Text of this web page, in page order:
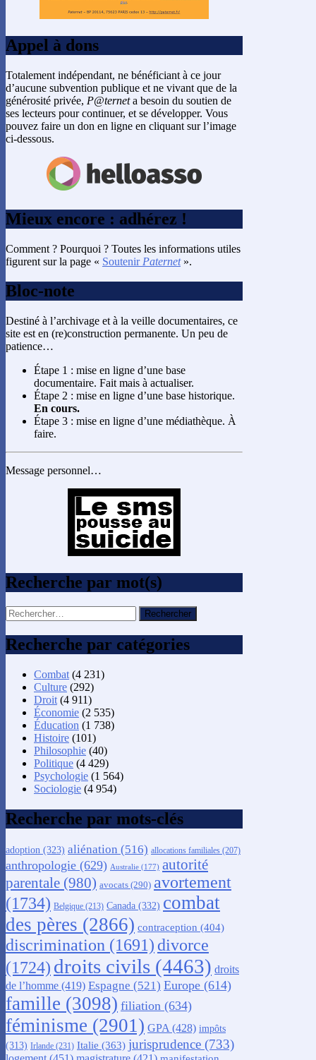
Appel à dons
Totalement indépendant, ne bénéficiant à ce jour
d’aucune subvention publique et ne vivant que de la
générosité privée, P@terneta besoin du soutien de
ses lecteurs pour continuer, et se développer. Vous
pouvez faire un don en ligne en cliquant sur l’image
ci-dessous.
Mieux encore : adhérez !
Comment ? Pourquoi ? Toutes les informations utiles
figurent sur la page « Soutenir Paternet».
Bloc-note
Destiné à l’archivage et à la veille documentaires, ce
site est en (re)construction permanente. Un peu de
patience…
Étape 1 : mise en ligne d’une base
documentaire. Fait mais à actualiser.
Étape 2 : mise en ligne d’une base historique.
En cours.
Étape 3 : mise en ligne d’une médiathèque. À
faire.
Message personnel…
Recherche par mot(s)
Rechercher :
Recherche par catégories
Combat (4 231)
Culture (292)
Droit (4 911)
Économie (2 535)
Éducation (1 738)
Histoire (101)
Philosophie (40)
Politique (4 429)
Psychologie (1 564)
Sociologie (4 954)
Recherche par mots-clés
adoption (323) aliénation (516) allocations familiales (207)
anthropologie (629) Australie (177) autorité
parentale (980) avocats (290) avortement
(1734) Belgique (213) Canada (332) combat
des pères (2866) contraception (404)
discrimination (1691) divorce
(1724) droits civils (4463) droits
de l’homme (419) Espagne (521) Europe (614)
famille (3098) filiation (634)
féminisme (2901) GPA (428) impôts
(313) Irlande (231) Italie (363) jurisprudence (733)